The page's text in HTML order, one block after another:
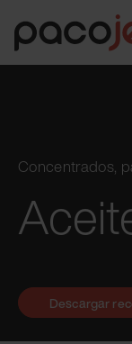
Concentrados,
Descargar